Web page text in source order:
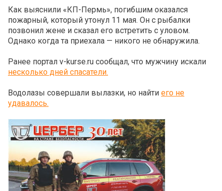
Как выяснили «КП-Пермь», погибшим оказался
пожарный, который утонул 11 мая. Он с рыбалки
позвонил жене и сказал его встретить с уловом.
Однако когда та приехала — никого не обнаружила.
Ранее портал v-kurse.ru сообщал, что мужчину искали
несколько дней спасатели.
Водолазы совершали вылазки, но найти его не
удавалось.